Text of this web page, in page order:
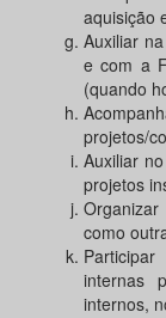
aquisição
Auxiliar
e com a
(quando
projetos/
Auxiliar
projetos
como
internas
internos,